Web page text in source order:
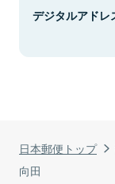
日本郵便トップ
向田
デジタルアドレ